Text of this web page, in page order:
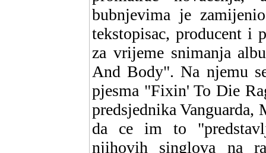
bubnjevima je
tekstopisac, producent i
za vrijeme snimanja
And Body". Na njemu
pjesma "Fixin' To Die
predsjednika Vanguarda,
da ce im to
njihovih singlova na